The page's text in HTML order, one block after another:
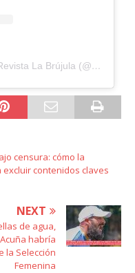
Una publicación compartida de Revista La Brújula (@revista_labrujula)
censura: cómo la
contenidos claves
NEXT
de agua,
habría
la Selección
Femenina